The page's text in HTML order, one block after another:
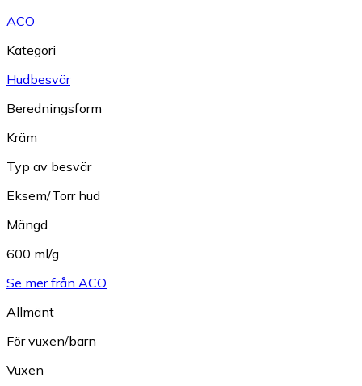
ACO
Kategori
Hudbesvär
Beredningsform
Kräm
Typ av besvär
Eksem/Torr hud
Mängd
600 ml/g
Se mer från ACO
Allmänt
För vuxen/barn
Vuxen